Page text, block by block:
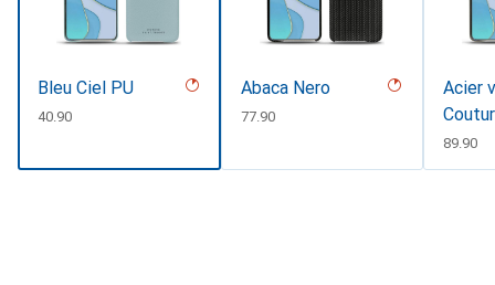
Bleu Ciel PU
CHF
40.90
Abaca Nero
CHF
77.90
Acier
CHF
89.90